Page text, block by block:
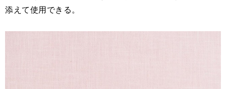
添えて使用できる。